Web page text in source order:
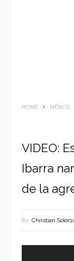
HOME MÉXICO
VIDEO:
Ibarra
de la
By Christian